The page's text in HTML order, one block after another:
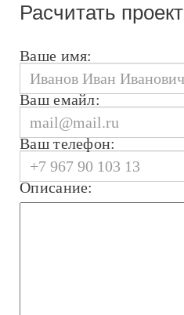
Расчитать проект
Ваше имя:
Ваш емайл:
Ваш телефон:
Описание: